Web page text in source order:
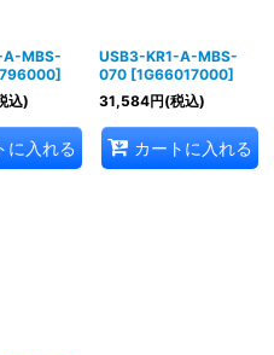
A-MBS-
]
込)
に入れる
USB3-KR1-A-MBS-
070 [1G66017000]
31,584円(税込)
カートに入れる